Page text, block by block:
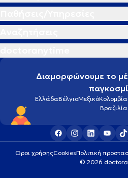
Διαμορφώνουμε το
ΕλλάδαΒέλγιοΜεξικόΚολομβία
Βραζιλία
Οροι χρήσηςCookiesΠολιτική
© 2026